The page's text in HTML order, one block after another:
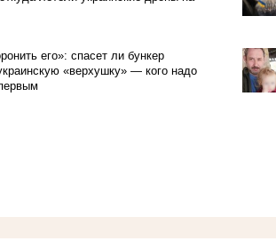
его»: спасет ли бункер
«верхушку» — кого надо